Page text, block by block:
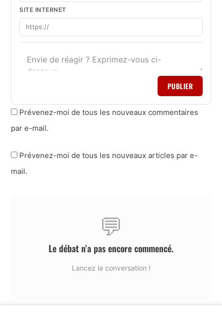
SITE INTERNET
PUBLIER
Prévenez-moi de tous les nouveaux commentaires
par e-mail.
Prévenez-moi de tous les nouveaux articles par e-
mail.
💬
Le débat n’a pas encore commencé.
Lancez la conversation !